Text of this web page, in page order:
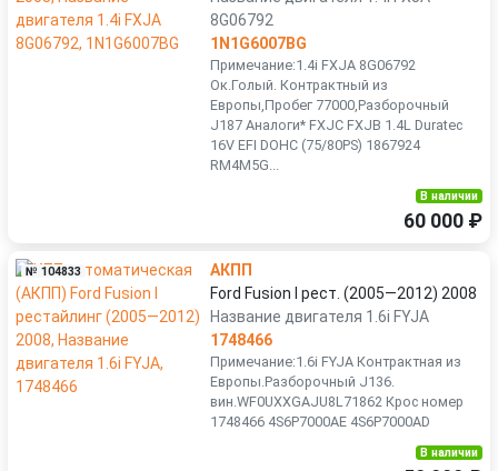
8G06792
1N1G6007BG
Примечание:1.4i FXJA 8G06792
Ок.Голый. Контрактный из
Европы,Пробег 77000,Разборочный
J187 Аналоги* FXJC FXJB 1.4L Duratec
16V EFI DOHC (75/80PS) 1867924
RM4M5G...
В наличии
60 000 ₽
№ 104833
АКПП
Ford Fusion I рест. (2005—2012) 2008
Название двигателя 1.6i FYJA
1748466
Примечание:1.6i FYJA Контрактная из
Европы.Разборочный J136.
вин.WF0UXXGAJU8L71862 Крос номер
1748466 4S6P7000AE 4S6P7000AD
В наличии